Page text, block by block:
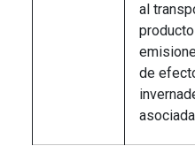
al
de